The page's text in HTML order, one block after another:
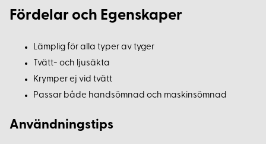
Fördelar och Egenskaper
Lämplig för alla typer av tyger
Tvätt- och ljusäkta
Krymper ej vid tvätt
Passar både handsömnad och maskinsömnad
Användningstips